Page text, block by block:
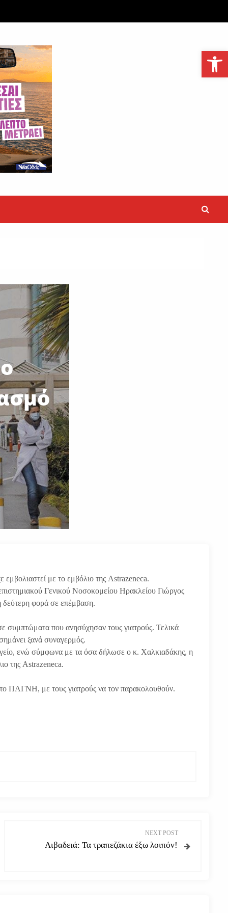
με το εμβόλιο της Astrazeneca.
Γενικού Νοσοκομείου Ηρακλείου Γιώργος
δεύτερη φορά σε επέμβαση.
συμπτώματα που ανησύχησαν τους γιατρούς. Τελικά
ξανά συναγερμός.
ενώ σύμφωνα με τα όσα δήλωσε ο κ. Χαλκιαδάκης, η
της Astrazeneca.
ΠΑΓΝΗ, με τους γιατρούς να τον παρακολουθούν.
NEXT POST
Λιβαδειά: Τα τραπεζάκια έξω λοιπόν!
Ανοίξτε τη γραμμή εργαλείων